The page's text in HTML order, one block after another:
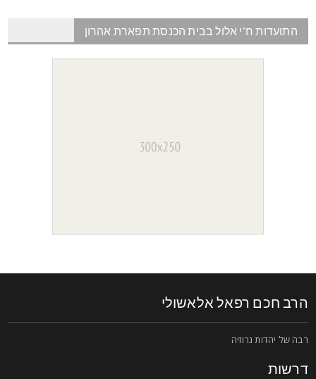
התועדות ח"י אלול בבית הכנסת תפארת אהרון
חכם רפאל אלאשולי
של יהדות גרוזיה